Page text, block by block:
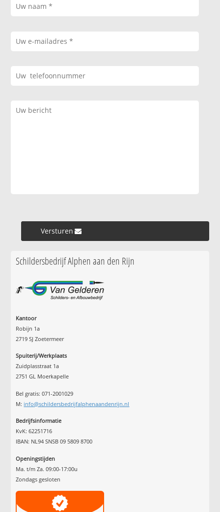
Versturen »
Schildersbedrijf Alphen aan den Rijn
Kantoor
Robijn 1a
2719 SJ Zoetermeer
Spuiterij/Werkplaats
Zuidplasstraat 1a
2751 GL Moerkapelle
Bel gratis: 071-2001029
M: info@schildersbedrijfalphenaandenrijn.nl
Bedrijfsinformatie
KvK: 62251716
IBAN: NL94 SNSB 09 5809 8700
Openingstijden
Ma. t/m Za. 09:00-17:00u
Zondags gesloten